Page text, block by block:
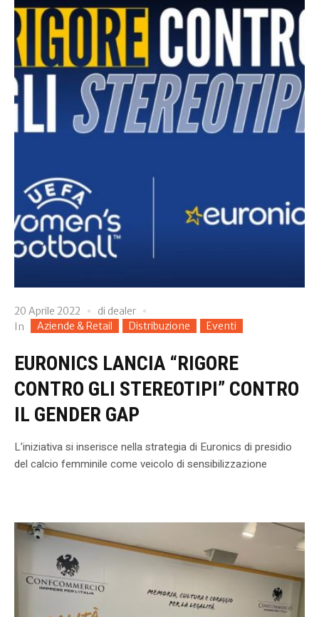
20 Aprile 2022 di dealer
In
Aziende & Retail Distribuzione Eventi
EURONICS LANCIA “RIGORE
CONTRO GLI STEREOTIPI” CONTRO
IL GENDER GAP
L’iniziativa si inserisce nella strategia di Euronics di presidio
del calcio femminile come veicolo di sensibilizzazione